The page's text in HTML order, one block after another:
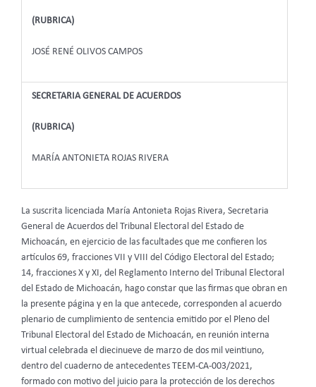
(RUBRICA)
JOSÉ RENÉ OLIVOS CAMPOS
SECRETARIA GENERAL DE ACUERDOS
(RUBRICA)
MARÍA ANTONIETA ROJAS RIVERA
La suscrita licenciada María Antonieta Rojas Rivera, Secretaria
General de Acuerdos del Tribunal Electoral del Estado de
Michoacán, en ejercicio de las facultades que me confieren los
artículos 69, fracciones VII y VIII del Código Electoral del Estado;
14, fracciones X y XI, del Reglamento Interno del Tribunal Electoral
del Estado de Michoacán, hago constar que las firmas que obran en
la presente página y en la que antecede, corresponden al acuerdo
plenario de cumplimiento de sentencia emitido por el Pleno del
Tribunal Electoral del Estado de Michoacán, en reunión interna
virtual celebrada el diecinueve de marzo de dos mil veintiuno,
dentro del cuaderno de antecedentes TEEM-CA-003/2021,
formado con motivo del juicio para la protección de los derechos